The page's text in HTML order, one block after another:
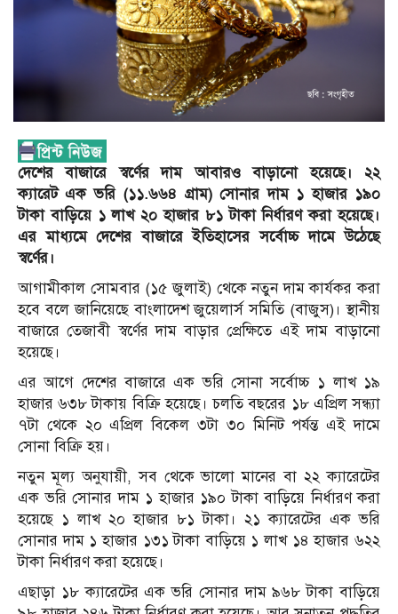
দেশের বাজারে স্বর্ণের দাম আবারও বাড়ানো হয়েছে। ২২
ক্যারেট এক ভরি (১১.৬৬৪ গ্রাম) সোনার দাম ১ হাজার ১৯০
টাকা বাড়িয়ে ১ লাখ ২০ হাজার ৮১ টাকা নির্ধারণ করা হয়েছে।
এর মাধ্যমে দেশের বাজারে ইতিহাসের সর্বোচ্চ দামে উঠেছে
স্বর্ণের।
আগামীকাল সোমবার (১৫ জুলাই) থেকে নতুন দাম কার্যকর করা
হবে বলে জানিয়েছে বাংলাদেশ জুয়েলার্স সমিতি (বাজুস)। স্থানীয়
বাজারে তেজাবী স্বর্ণের দাম বাড়ার প্রেক্ষিতে এই দাম বাড়ানো
হয়েছে।
এর আগে দেশের বাজারে এক ভরি সোনা সর্বোচ্চ ১ লাখ ১৯
হাজার ৬৩৮ টাকায় বিক্রি হয়েছে। চলতি বছরের ১৮ এপ্রিল সন্ধ্যা
৭টা থেকে ২০ এপ্রিল বিকেল ৩টা ৩০ মিনিট পর্যন্ত এই দামে
সোনা বিক্রি হয়।
নতুন মূল্য অনুযায়ী, সব থেকে ভালো মানের বা ২২ ক্যারেটের
এক ভরি সোনার দাম ১ হাজার ১৯০ টাকা বাড়িয়ে নির্ধারণ করা
হয়েছে ১ লাখ ২০ হাজার ৮১ টাকা। ২১ ক্যারেটের এক ভরি
সোনার দাম ১ হাজার ১৩১ টাকা বাড়িয়ে ১ লাখ ১৪ হাজার ৬২২
টাকা নির্ধারণ করা হয়েছে।
এছাড়া ১৮ ক্যারেটের এক ভরি সোনার দাম ৯৬৮ টাকা বাড়িয়ে